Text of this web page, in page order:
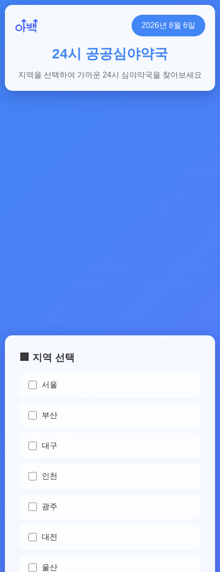
2026년 8월 6일
24시 공공심야약국
지역을 선택하여 가까운 24시 심야약국을 찾아보세요
🏢 지역 선택
서울
부산
대구
인천
광주
대전
울산